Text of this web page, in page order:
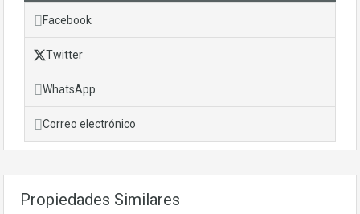
Facebook
Twitter
WhatsApp
Correo electrónico
Propiedades Similares